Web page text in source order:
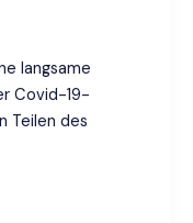
langsame
Covid-19-
Teilen des